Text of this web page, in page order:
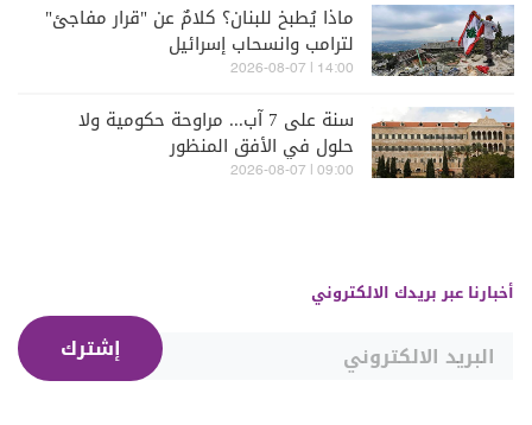
ماذا يُطبخ للبنان؟ كلامٌ عن "قرار مفاجئ"
لترامب وانسحاب إسرائيل
14:00 | 2026-08-07
سنة على 7 آب... مراوحة حكومية ولا
حلول في الأفق المنظور
09:00 | 2026-08-07
أخبارنا عبر بريدك الالكتروني
إشترك